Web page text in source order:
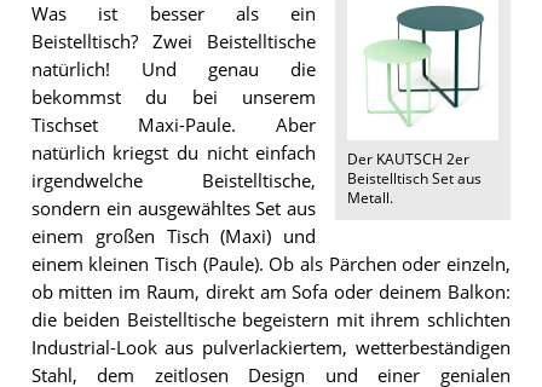
Der KAUTSCH 2er
Beistelltisch Set aus
Metall.
Was ist besser als ein
Beistelltisch? Zwei Beistelltische
natürlich! Und genau die
bekommst du bei unserem
Tischset Maxi-Paule. Aber
natürlich kriegst du nicht einfach
irgendwelche Beistelltische,
sondern ein ausgewähltes Set aus
einem großen Tisch (Maxi) und
einem kleinen Tisch (Paule). Ob als Pärchen oder einzeln,
ob mitten im Raum, direkt am Sofa oder deinem Balkon:
die beiden Beistelltische begeistern mit ihrem schlichten
Industrial-Look aus pulverlackiertem, wetterbeständigen
Stahl, dem zeitlosen Design und einer genialen